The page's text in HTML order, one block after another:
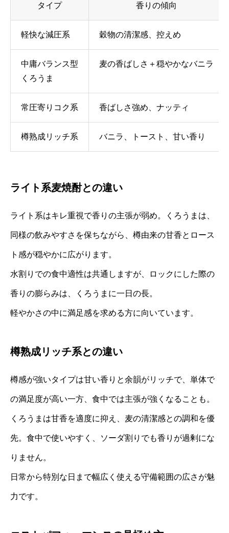
タイプ 香りの傾向
軽快な減圧系 穀物の清潔感、控えめ
中庸バランス型
くろうま
麦の香ばしさ＋穏やかなバニラ
常圧寄りコク系 香ばしさ強め、ナッティ
樽熟成リッチ系 バニラ、トースト、甘い香り
ライト系麦焼酎との違い
ライト系はキレ重視で香りの主張が弱め。くろうまは、
同様の飲みやすさを保ちながら、樽由来の甘香とロース
ト感が穏やかに広がります。
水割りでの食中適性は共通しますが、ロックにした際の
香りの膨らみは、くろうまに一日の長。
軽やかさの中に満足感を求める方に向いています。
樽熟成リッチ系との違い
樽感が強いタイプは甘い香りと余韻がリッチで、単体で
の満足度が高い一方、食中では主張が強くなることも。
くろうまは甘香を適度に抑え、麦の清潔感との調和を優
先。食中で使いやすく、ソーダ割りでも香りが過剰にな
りません。
日常から特別な日まで幅広く使える守備範囲の広さが魅
力です。